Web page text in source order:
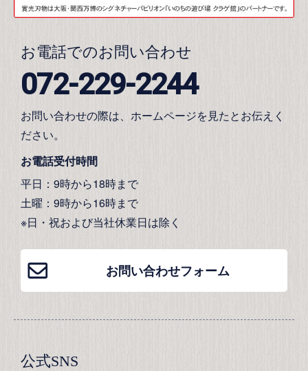
お電話でのお問い合わせ
072-229-2244
お問い合わせの際は、ホームページを見たとお伝えく
ださい。
お電話受付時間
平日：9時から18時まで
土曜：9時から16時まで
※日・祝および当社休業日は除く
お問い合わせフォーム
公式SNS